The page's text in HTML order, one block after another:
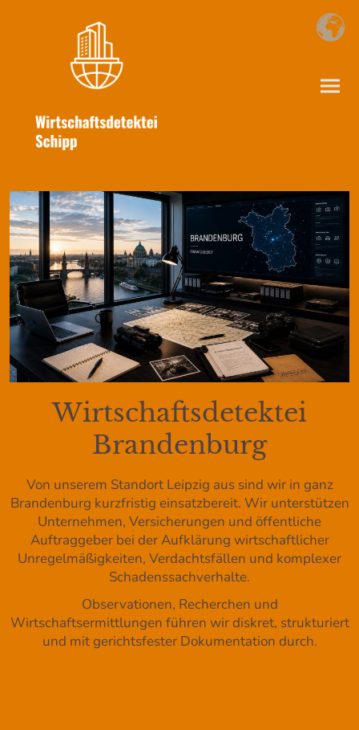
Wirtschaftsdetektei
Brandenburg
Von unserem Standort Leipzig aus sind wir in ganz
Brandenburg kurzfristig einsatzbereit. Wir unterstützen
Unternehmen, Versicherungen und öffentliche
Auftraggeber bei der Aufklärung wirtschaftlicher
Unregelmäßigkeiten, Verdachtsfällen und komplexer
Schadenssachverhalte.
Observationen, Recherchen und
Wirtschaftsermittlungen führen wir diskret, strukturiert
und mit gerichtsfester Dokumentation durch.